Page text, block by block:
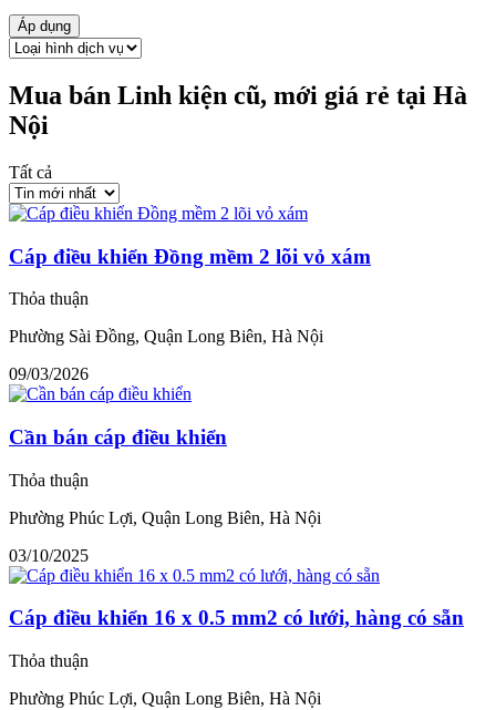
Áp dụng
Mua bán Linh kiện cũ, mới giá rẻ tại Hà
Nội
Tất cả
Cáp điều khiển Đồng mềm 2 lõi vỏ xám
Thỏa thuận
Phường Sài Đồng, Quận Long Biên, Hà Nội
09/03/2026
Cần bán cáp điều khiển
Thỏa thuận
Phường Phúc Lợi, Quận Long Biên, Hà Nội
03/10/2025
Cáp điều khiển 16 x 0.5 mm2 có lưới, hàng có sẵn
Thỏa thuận
Phường Phúc Lợi, Quận Long Biên, Hà Nội